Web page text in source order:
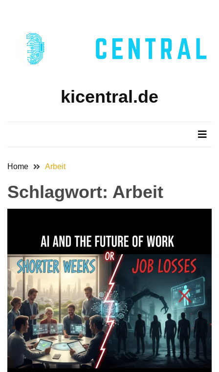
kicentral.de
Home Arbeit
Schlagwort: Arbeit